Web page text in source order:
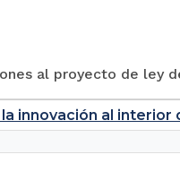
al proyecto de ley
innovación al interior